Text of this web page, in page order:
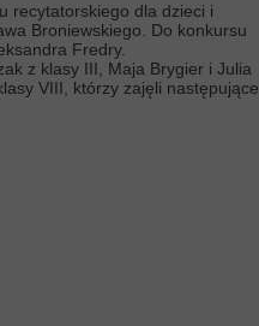
recytatorskiego dla dzieci i
Broniewskiego. Do konkursu
Fredry.
z klasy III, Maja Brygier i Julia
VIII, którzy zajęli następujące